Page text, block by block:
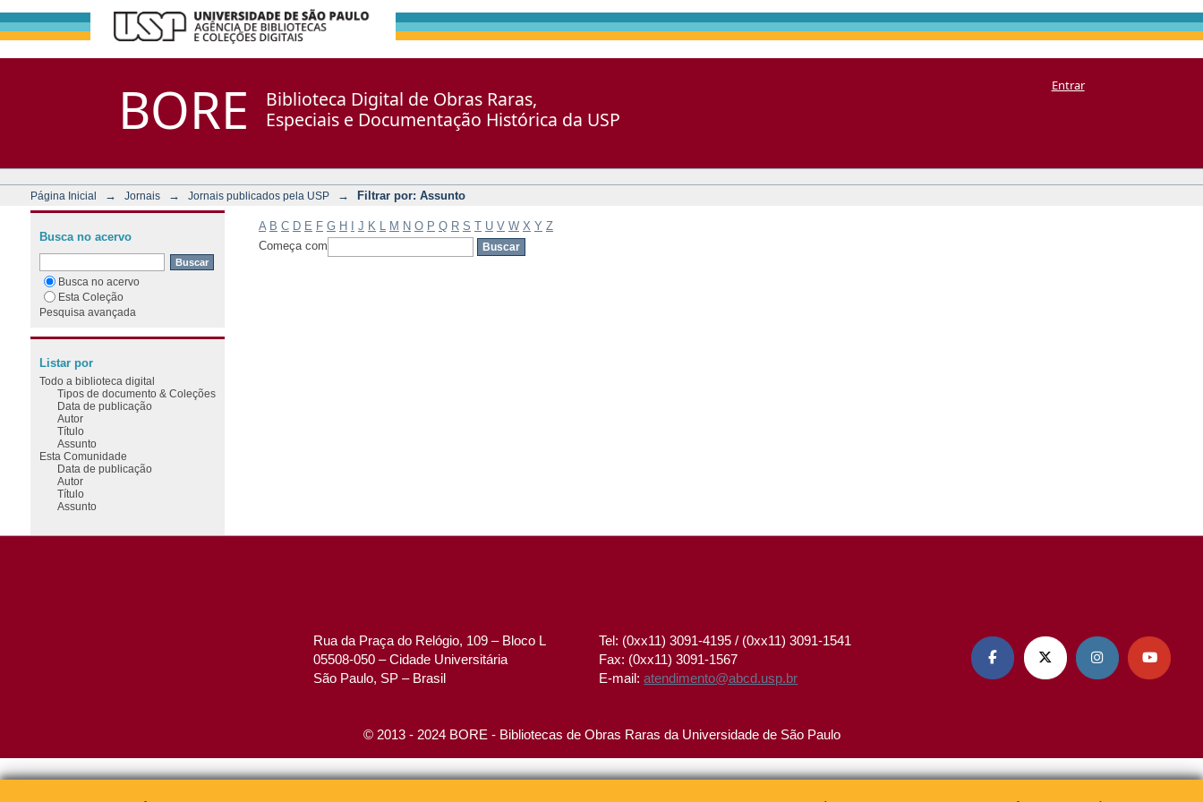
BORE
Biblioteca Digital de Obras Raras,
Especiais e Documentação Histórica da USP
Entrar
Página Inicial → Jornais → Jornais publicados pela USP → Filtrar por: Assunto
A B C D E F G H J K M N O P Q R S T U V W X Y Z
Começa com
Busca no acervo
Busca no acervo
Esta Coleção
Pesquisa avançada
Listar por
Todo a biblioteca digital
Tipos de documento & Coleções
Data de publicação
Autor
Título
Assunto
Esta Comunidade
Data de publicação
Autor
Título
Assunto
Rua da Praça do Relógio, 109 – Bloco L
05508-050 – Cidade Universitária
São Paulo, SP – Brasil
Tel: (0xx11) 3091-4195 / (0xx11) 3091-1541
Fax: (0xx11) 3091-1567
E-mail:atendimento@abcd.usp.br
   
© 2013 - 2024 BORE - Bibliotecas de Obras Raras da Universidade de São Paulo